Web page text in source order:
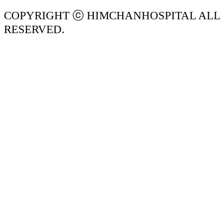
COPYRIGHT ⓒ HIMCHANHOSPITAL
RESERVED.